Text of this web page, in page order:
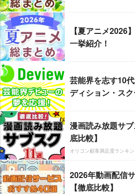
【夏アニメ2026
一挙紹介！
芸能界を志す10
ディション・ス
漫画読み放題サ
底比較】
オリコン顧客満足度ランキ
2026年動画配信
【徹底比較】